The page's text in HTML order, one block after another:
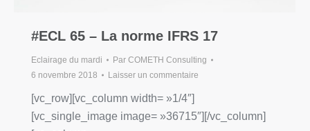
#ECL 65 – La norme IFRS 17
Eclairage du mardi Par COMETH Consulting
6 novembre 2018
Laisser un commentaire
[vc_row][vc_column width= »1/4″]
[vc_single_image image= »36715″][/vc_column]